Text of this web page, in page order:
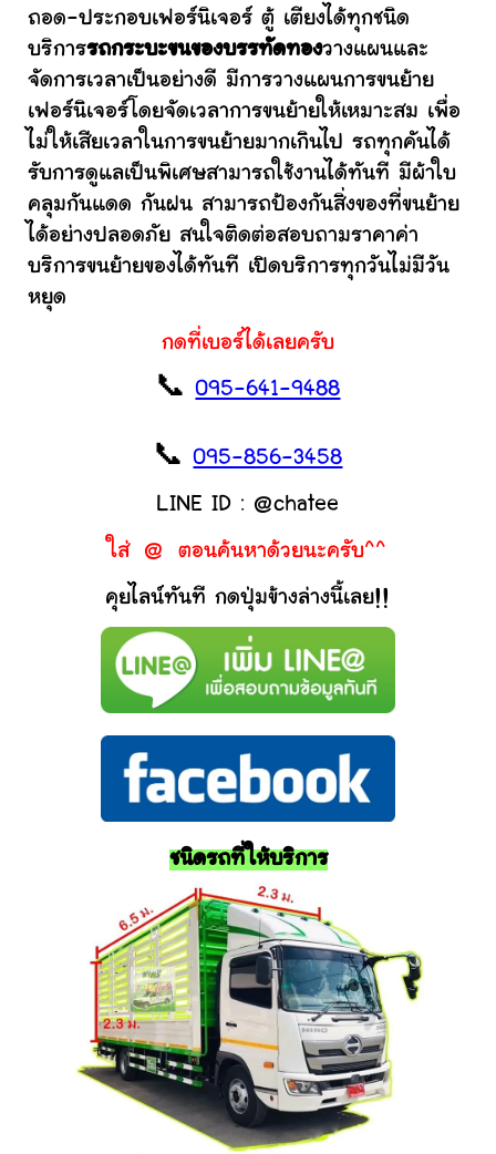
ถอด-ประกอบเฟอร์นิเจอร์ ตู้ เตียงได้ทุกชนิด
บริการรถกระบะขนของบรรทัดทองวางแผนและ
จัดการเวลาเป็นอย่างดี มีการวางแผนการขนย้าย
เฟอร์นิเจอร์โดยจัดเวลาการขนย้ายให้เหมาะสม เพื่อ
ไม่ให้เสียเวลาในการขนย้ายมากเกินไป รถทุกคันได้
รับการดูแลเป็นพิเศษสามารถใช้งานได้ทันที มีผ้าใบ
คลุมกันแดด กันฝน สามารถป้องกันสิ่งของที่ขนย้าย
ได้อย่างปลอดภัย สนใจติดต่อสอบถามราคาค่า
บริการขนย้ายของได้ทันที เปิดบริการทุกวันไม่มีวัน
หยุด
กดที่เบอร์ได้เลยครับ
📞095-641-9488
📞095-856-3458
LINE ID : @chatee
ใส่ @ ตอนค้นหาด้วยนะครับ^^
คุยไลน์ทันที กดปุ่มข้างล่างนี้เลย!!
ชนิดรถที่ให้บริการ